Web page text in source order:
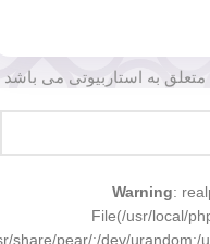
به استاربیوتی می باشد
Warning:
File(/usr/local/
share/pear/:/dev/urandom:/